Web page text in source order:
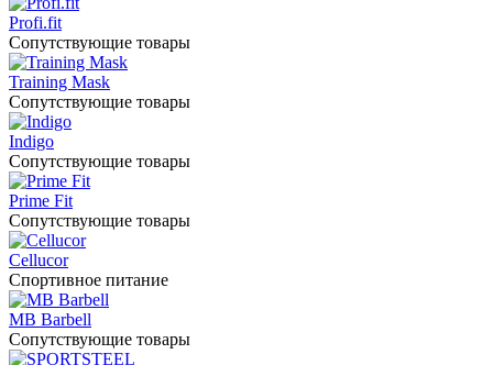
Profi.fit
Сопутствующие товары
Training Mask
Сопутствующие товары
Indigo
Сопутствующие товары
Prime Fit
Сопутствующие товары
Cellucor
Спортивное питание
MB Barbell
Сопутствующие товары